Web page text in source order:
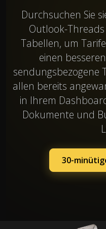
Durchsuchen Sie
Outlook-
Tabellen, um
einen
sendungsbezogene
allen bereits
in Ihrem
Dokumente und
30-